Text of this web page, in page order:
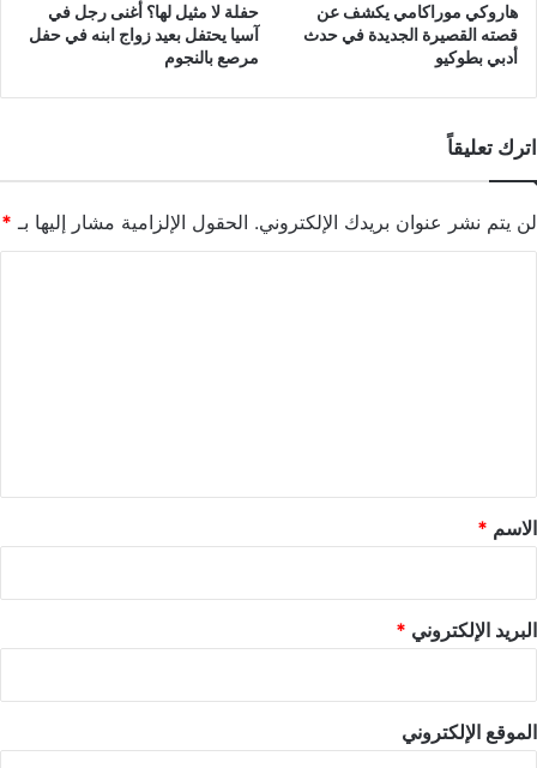
هاروكي موراكامي يكشف عن
قصته القصيرة الجديدة في حدث
أدبي بطوكيو
حفلة لا مثيل لها؟ أغنى رجل في
آسيا يحتفل بعيد زواج ابنه في حفل
مرصع بالنجوم
اترك تعليقاً
لن يتم نشر عنوان بريدك الإلكتروني. الحقول الإلزامية مشار إليها بـ *
*
الاسم *
البريد الإلكتروني *
الموقع الإلكتروني